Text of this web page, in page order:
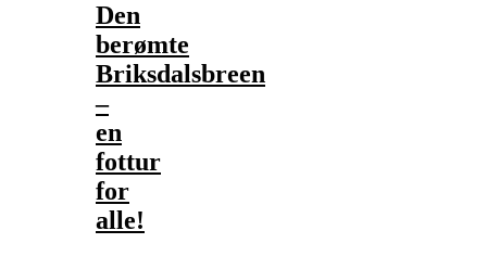
Den
berømte
Briksdalsbreen
–
en
fottur
for
alle!